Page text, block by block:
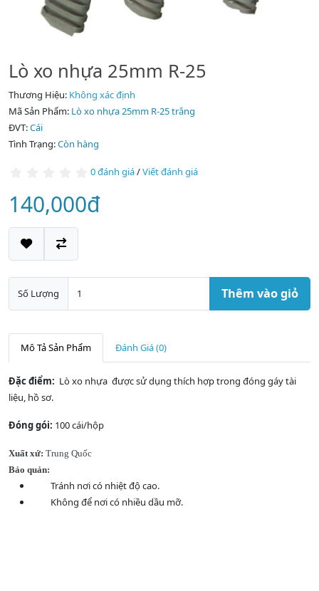
Lò xo nhựa 25mm R-25
Thương Hiệu: Không xác định
Mã Sản Phẩm: Lò xo nhựa 25mm R-25 trắng
ĐVT:Cái
Tình Trạng:Còn hàng
0 đánh giá/Viết đánh giá
140,000đ
Số Lượng Thêm vào giỏ
Mô Tả Sản Phẩm Đánh Giá (0)
Đặc điểm: Lò xo nhựa được sử dụng thích hợp trong đóng gáy tài
liệu, hồ sơ.
Đóng gói: 100 cái/hộp
Xuất xứ: Trung Quốc
Bảo quản:
Tránh nơi có nhiệt độ cao.
Không để nơi có nhiều dầu mỡ.